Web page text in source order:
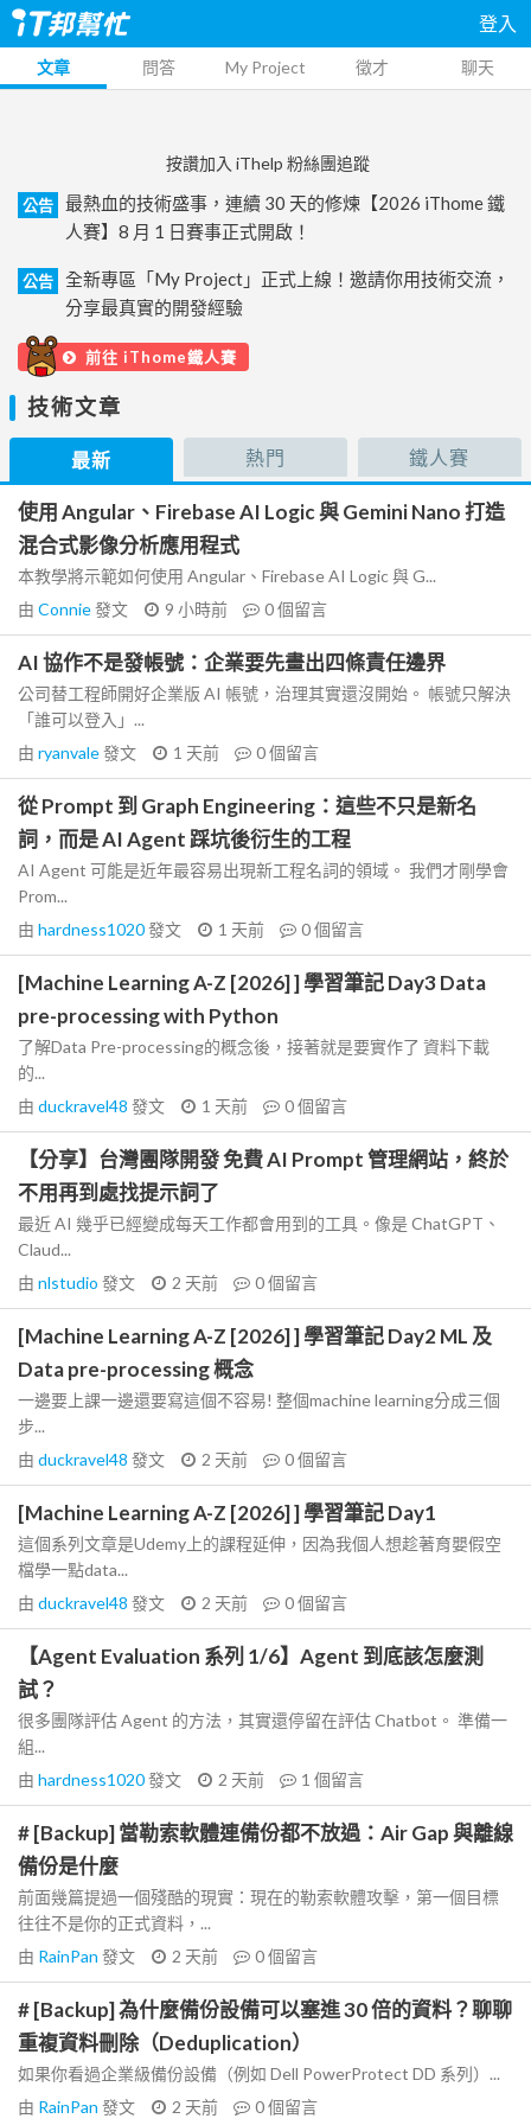
登入
文章 問答 My Project 徵才 聊天
按讚加入 iThelp 粉絲團追蹤
公告
最熱血的技術盛事，連續 30 天的修煉【2026 iThome 鐵
人賽】8 月 1 日賽事正式開啟！
公告
全新專區「My Project」正式上線！邀請你用技術交流，
分享最真實的開發經驗
前往 iThome鐵人賽
技術文章
最新 熱門 鐵人賽
使用 Angular、Firebase AI Logic 與 Gemini Nano 打造
混合式影像分析應用程式
本教學將示範如何使用 Angular、Firebase AI Logic 與 G...
由 Connie發文 9 小時前 0個留言
AI 協作不是發帳號：企業要先畫出四條責任邊界
公司替工程師開好企業版 AI 帳號，治理其實還沒開始。 帳號只解決
「誰可以登入」...
由 ryanvale發文 1 天前 0個留言
從 Prompt 到 Graph Engineering：這些不只是新名
詞，而是 AI Agent 踩坑後衍生的工程
AI Agent 可能是近年最容易出現新工程名詞的領域。 我們才剛學會
Prom...
由 hardness1020發文 1 天前 0個留言
[Machine Learning A-Z [2026] ] 學習筆記 Day3 Data
pre-processing with Python
了解Data Pre-processing的概念後，接著就是要實作了 資料下載
的...
由 duckravel48 發文 1 天前 0個留言
【分享】台灣團隊開發 免費 AI Prompt 管理網站，終於
不用再到處找提示詞了
最近 AI 幾乎已經變成每天工作都會用到的工具。像是 ChatGPT、
Claud...
由 nlstudio 發文 2 天前 0個留言
[Machine Learning A-Z [2026] ] 學習筆記 Day2 ML 及
Data pre-processing 概念
一邊要上課一邊還要寫這個不容易! 整個machine learning分成三個
步...
由 duckravel48 發文 2 天前 0個留言
[Machine Learning A-Z [2026] ] 學習筆記 Day1
這個系列文章是Udemy上的課程延伸，因為我個人想趁著育嬰假空
檔學一點data...
由 duckravel48 發文 2 天前 0個留言
【Agent Evaluation 系列 1/6】Agent 到底該怎麼測
試？
很多團隊評估 Agent 的方法，其實還停留在評估 Chatbot。 準備一
組...
由 hardness1020發文 2 天前 1 個留言
# [Backup] 當勒索軟體連備份都不放過：Air Gap 與離線
備份是什麼
前面幾篇提過一個殘酷的現實：現在的勒索軟體攻擊，第一個目標
往往不是你的正式資料，...
由 RainPan 發文 2 天前 0個留言
# [Backup] 為什麼備份設備可以塞進 30 倍的資料？聊聊
重複資料刪除（Deduplication）
如果你看過企業級備份設備（例如 Dell PowerProtect DD 系列）...
由 RainPan 發文 2 天前 0個留言